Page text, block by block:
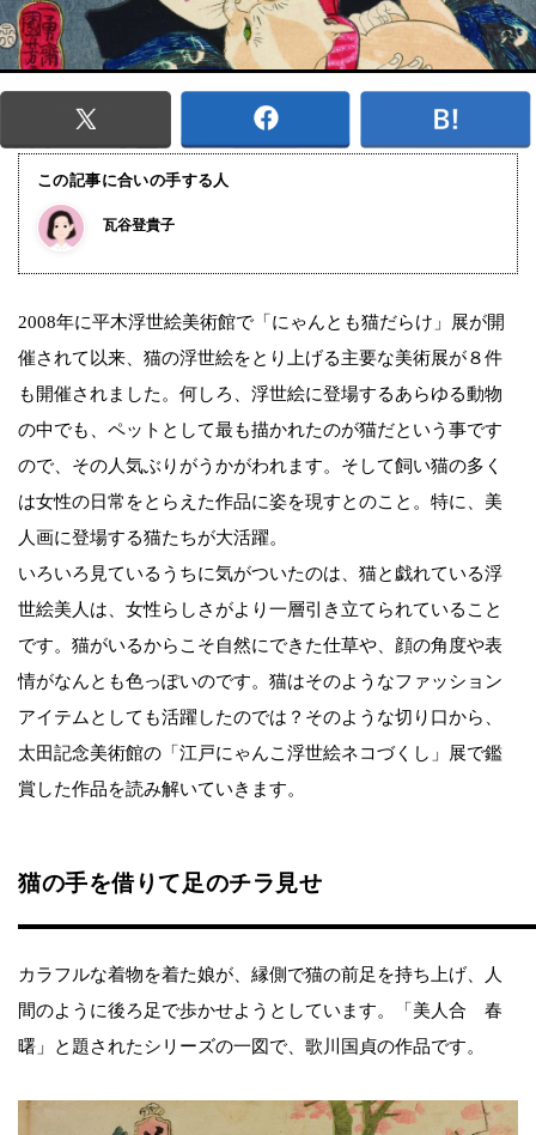
この記事に合いの手する人
瓦谷登貴子
2008年に平木浮世絵美術館で「にゃんとも猫だらけ」展が開
催されて以来、猫の浮世絵をとり上げる主要な美術展が８件
も開催されました。何しろ、浮世絵に登場するあらゆる動物
の中でも、ペットとして最も描かれたのが猫だという事です
ので、その人気ぶりがうかがわれます。そして飼い猫の多く
は女性の日常をとらえた作品に姿を現すとのこと。特に、美
人画に登場する猫たちが大活躍。
いろいろ見ているうちに気がついたのは、猫と戯れている浮
世絵美人は、女性らしさがより一層引き立てられていること
です。猫がいるからこそ自然にできた仕草や、顔の角度や表
情がなんとも色っぽいのです。猫はそのようなファッション
アイテムとしても活躍したのでは？そのような切り口から、
太田記念美術館の「江戸にゃんこ浮世絵ネコづくし」展で鑑
賞した作品を読み解いていきます。
猫の手を借りて足のチラ見せ
カラフルな着物を着た娘が、縁側で猫の前足を持ち上げ、人
間のように後ろ足で歩かせようとしています。「美人合 春
曙」と題されたシリーズの一図で、歌川国貞の作品です。